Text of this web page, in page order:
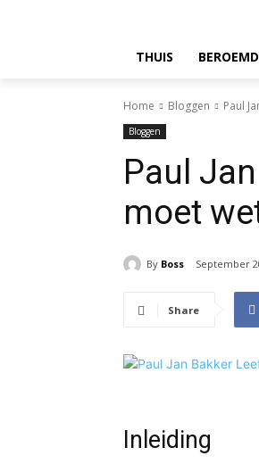
THUIS
Home Bloggen Paul
Bloggen
Paul
moet
By Boss September
Share
Inleiding